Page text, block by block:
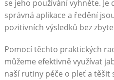
se jeho používání vyhněte. Je
správná aplikace a ředění
pozitivních výsledků bez
Pomocí těchto praktických
můžeme efektivně využívat
naší rutiny péče o pleť a těšit